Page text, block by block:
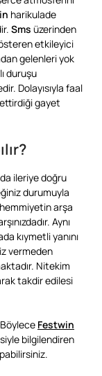
harikulade
Sms üzerinden
etkileyici
gelenleri yok
duruşu
Dolayısıyla faal
gayet
ileriye doğru
durumuyla
arşa
Aynı
kıymetli yanını
vermeden
Nitekim
takdir edilesi
Festwin
bilgilendiren